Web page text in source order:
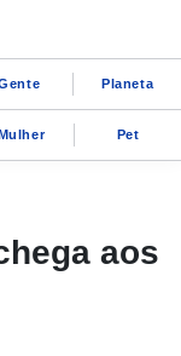
Planeta
Pet
aos